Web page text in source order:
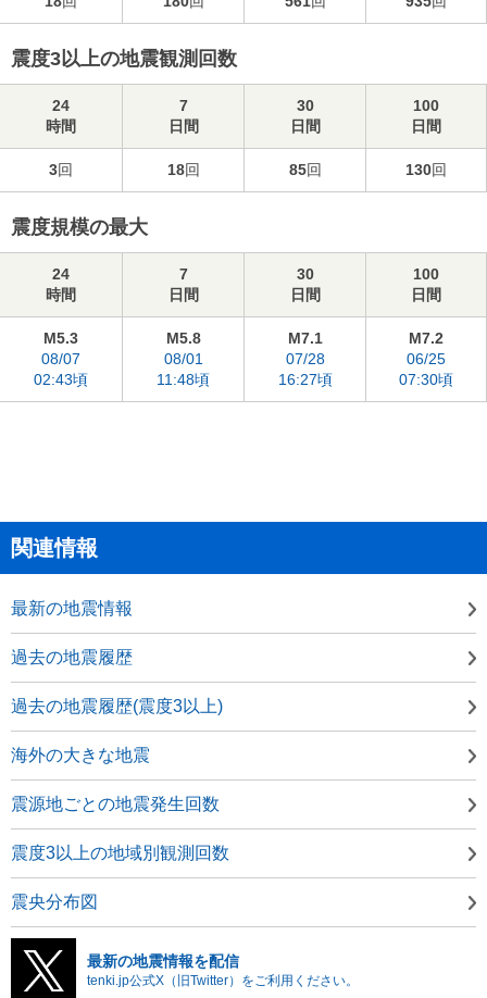
震度3以上の地震観測回数
24
時間
7
日間
30
日間
100
日間
3回 18回 85回 130回
震度規模の最大
24
時間
7
日間
30
日間
100
日間
M5.3
08/07
02:43頃
M5.8
08/01
11:48頃
M7.1
07/28
16:27頃
M7.2
06/25
07:30頃
関連情報
最新の地震情報
過去の地震履歴
過去の地震履歴(震度3以上)
海外の大きな地震
震源地ごとの地震発生回数
震度3以上の地域別観測回数
震央分布図
最新の地震情報を配信
tenki.jp公式X（旧Twitter）をご利用ください。